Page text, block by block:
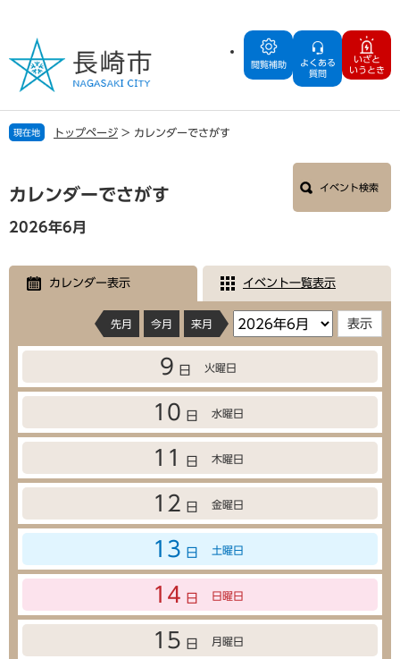
の
で
す
ー
ば
し
文
閲覧補助
よくある
質問
いざと
いうとき
現在地 トップページ > カレンダーでさがす
文
カレンダーでさがす イベント検索
2026年6月
カレンダー表示 イベント一覧表示
先月 今月 来月
9 日 火曜日
10 日 水曜日
11 日 木曜日
12 日 金曜日
13 日 土曜日
14 日 日曜日
15 日 月曜日